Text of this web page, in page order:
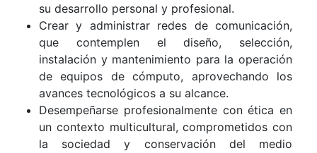
su desarrollo personal y profesional.
Crear y administrar redes de comunicación,
que contemplen el diseño, selección,
instalación y mantenimiento para la operación
de equipos de cómputo, aprovechando los
avances tecnológicos a su alcance.
Desempeñarse profesionalmente con ética en
un contexto multicultural, comprometidos con
la sociedad y conservación del medio